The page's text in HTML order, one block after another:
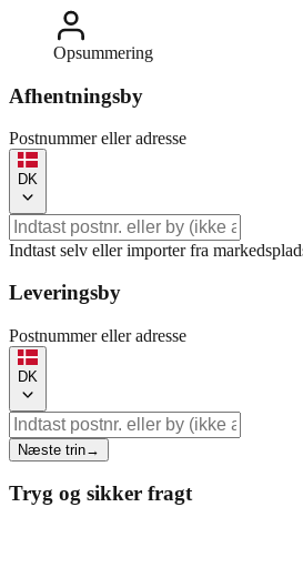
Opsummering
Afhentningsby
Postnummer eller adresse
DK
Indtast selv eller importer fra
Leveringsby
Postnummer eller adresse
DK
Næste trin→
Tryg og sikker fragt